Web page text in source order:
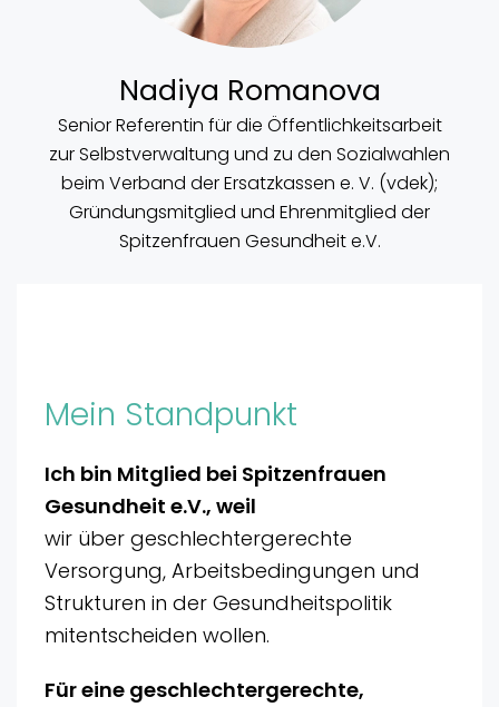
Nadiya Romanova
Senior Referentin für die Öffentlichkeitsarbeit
zur Selbstverwaltung und zu den Sozialwahlen
beim Verband der Ersatzkassen e. V. (vdek);
Gründungsmitglied und Ehrenmitglied der
Spitzenfrauen Gesundheit e.V.
Mein Standpunkt
Ich bin Mitglied bei Spitzenfrauen
Gesundheit e.V., weil
wir über geschlechtergerechte
Versorgung, Arbeitsbedingungen und
Strukturen in der Gesundheitspolitik
mitentscheiden wollen.
Für eine geschlechtergerechte,